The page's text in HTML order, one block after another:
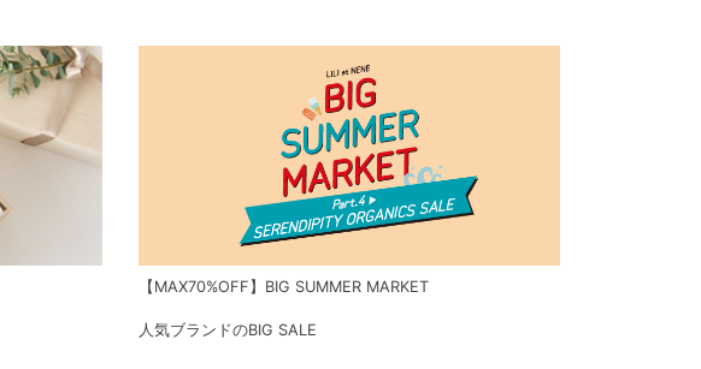
【MAX70%OFF】BIG SUMMER MARKET
人気ブランドのBIG SALE